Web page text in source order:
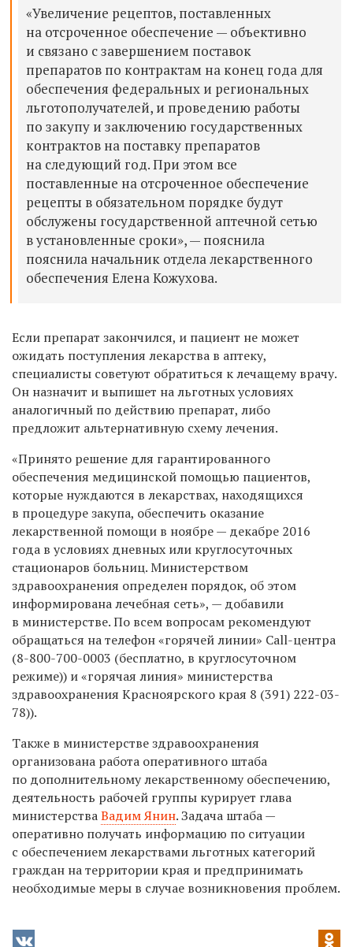
«Увеличение рецептов, поставленных
на отсроченное обеспечение — объективно
и связано с завершением поставок
препаратов по контрактам на конец года для
обеспечения федеральных и региональных
льготополучателей, и проведению работы
по закупу и заключению государственных
контрактов на поставку препаратов
на следующий год. При этом все
поставленные на отсроченное обеспечение
рецепты в обязательном порядке будут
обслужены государственной аптечной сетью
в установленные сроки», — пояснила
пояснила начальник отдела лекарственного
обеспечения Елена Кожухова.
Если препарат закончился, и пациент не может
ожидать поступления лекарства в аптеку,
специалисты советуют обратиться к лечащему врачу.
Он назначит и выпишет на льготных условиях
аналогичный по действию препарат, либо
предложит альтернативную схему лечения.
«Принято решение для гарантированного
обеспечения медицинской помощью пациентов,
которые нуждаются в лекарствах, находящихся
в процедуре закупа, обеспечить оказание
лекарственной помощи в ноябре — декабре 2016
года в условиях дневных или круглосуточных
стационаров больниц. Министерством
здравоохранения определен порядок, об этом
информирована лечебная сеть», — добавили
в министерстве. По всем вопросам рекомендуют
обращаться на телефон «горячей линии» Call-центра
(8-800-700-0003 (бесплатно, в круглосуточном
режиме)) и «горячая линия» министерства
здравоохранения Красноярского края 8 (391) 222-03-
78)).
Также в министерстве здравоохранения
организована работа оперативного штаба
по дополнительному лекарственному обеспечению,
деятельность рабочей группы курирует глава
министерстваВадим Янин. Задача штаба —
оперативно получать информацию по ситуации
с обеспечением лекарствами льготных категорий
граждан на территории края и предпринимать
необходимые меры в случае возникновения проблем.